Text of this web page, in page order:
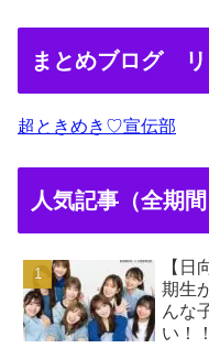
まとめブログ リ
超ときめき♡宣伝部
人気記事（全期間
【日
期生
んな
い！